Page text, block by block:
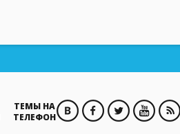
ТЕМЫ НА
ТЕЛЕФОН